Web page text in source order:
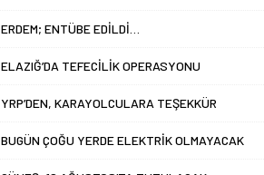
ERDEM; ENTÜBE EDİLDİ…
ELAZIĞ’DA TEFECİLİK OPERASYONU
YRP’DEN, KARAYOLCULARA TEŞEKKÜR
BUGÜN ÇOĞU YERDE ELEKTRİK OLMAYACAK